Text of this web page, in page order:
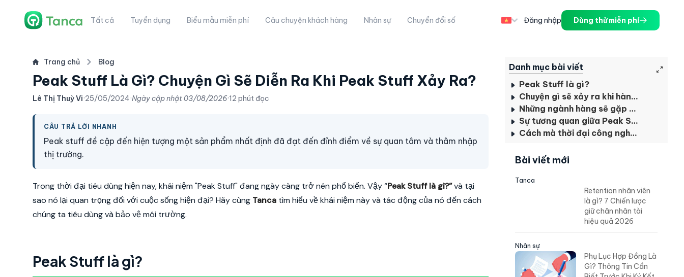
Tất cả Tuyển dụng Biểu mẫu miễn phí Câu chuyện khách hàng Nhân sự Chuyển đổi số Đăng nhập Dùng thử miễn phí
Trang chủ Blog
Peak Stuff Là Gì? Chuyện Gì Sẽ Diễn Ra Khi Peak Stuff Xảy Ra?
Lê Thị Thuỳ Vi·25/05/2024·Ngày cập nhật03/08/2026·12 phút đọc
CÂU TRẢ LỜI NHANH
Peak stuff đề cập đến hiện tượng một sản phẩm nhất định đã đạt đến đỉnh điểm về sự quan tâm và thâm nhập
thị trường.
Trong thời đại tiêu dùng hiện nay, khái niệm "Peak Stuff" đang ngày càng trở nên phổ biến. Vậy “Peak Stuff là gì?”và tại
sao nó lại quan trọng đối với cuộc sống hiện đại? Hãy cùng Tanca tìm hiểu về khái niệm này và tác động của nó đến cách
chúng ta tiêu dùng và bảo vệ môi trường.
Peak Stuff là gì?
Danh mục bài viết
Peak Stuff là gì?
Chuyện gì sẽ xảy ra khi hàng hóa đạt đỉnh
Những ngành hàng sẽ gặp ảnh hưởng khi Peak Stuff diễn ra
Sự tương quan giữa Peak Stuff và Consumerism (Chủ nghĩa tiêu dùng)
Cách mà thời đại công nghệ kỹ thuật số tác động vào Peak Stuff
Bài viết mới
Tanca
Retention nhân viên
là gì? 7 Chiến lược
giữ chân nhân tài
hiệu quả 2026
Nhân sự
Phụ Lục Hợp Đồng Là
Gì? Thông Tin Cần